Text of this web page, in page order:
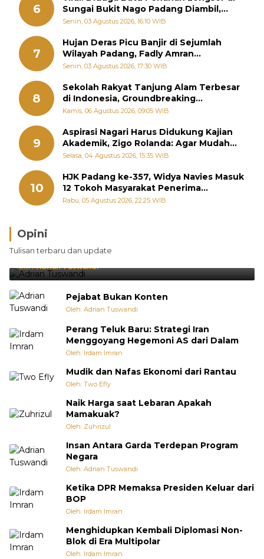
6
Sungai Bukit Nago Padang Diambil,
Warga Khawatir Bencana Terulang
Senin, 03 Agustus 2026, 16:10 WIB
7
Hujan Deras Picu Banjir di Sejumlah
Wilayah Padang, Fadly Amran
Perintahkan OPD Siaga
Senin, 03 Agustus 2026, 17:30 WIB
8
Sekolah Rakyat Tanjung Alam Terbesar
di Indonesia, Groundbreaking
September
Kamis, 06 Agustus 2026, 09:05 WIB
9
Aspirasi Nagari Harus Didukung Kajian
Akademik, Zigo Rolanda: Agar Mudah
Diperjuangkan di Kementerian
Selasa, 04 Agustus 2026, 15:35 WIB
10
HJK Padang ke-357, Widya Navies Masuk
12 Tokoh Masyarakat Penerima
Penghargaan Pemko Padang
Rabu, 05 Agustus 2026, 22:25 WIB
Opini
Tulisan terbaru dan update
Punya Cara Membuat Kejutan
Oleh:Adrian Tuswandi
Pejabat Bukan Konten
Oleh: Adrian Tuswandi
Perang Teluk Baru: Strategi Iran
Menggoyang Hegemoni AS dari Dalam
Oleh: Irdam Imran
Mudik dan Nafas Ekonomi dari Rantau
Oleh: Two Efly
Naik Harga saat Lebaran Apakah
Mamakuak?
Oleh: Zuhrizul
Insan Antara Garda Terdepan Program
Negara
Oleh: Adrian Tuswandi
Ketika DPR Memaksa Presiden Keluar dari
BOP
Oleh: Irdam Imran
Menghidupkan Kembali Diplomasi Non-
Blok di Era Multipolar
Oleh: Irdam Imran